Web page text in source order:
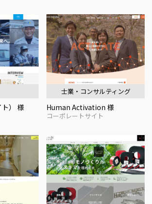
） 様
士業・コンサルティング
Human Activation 様
コーポレートサイト